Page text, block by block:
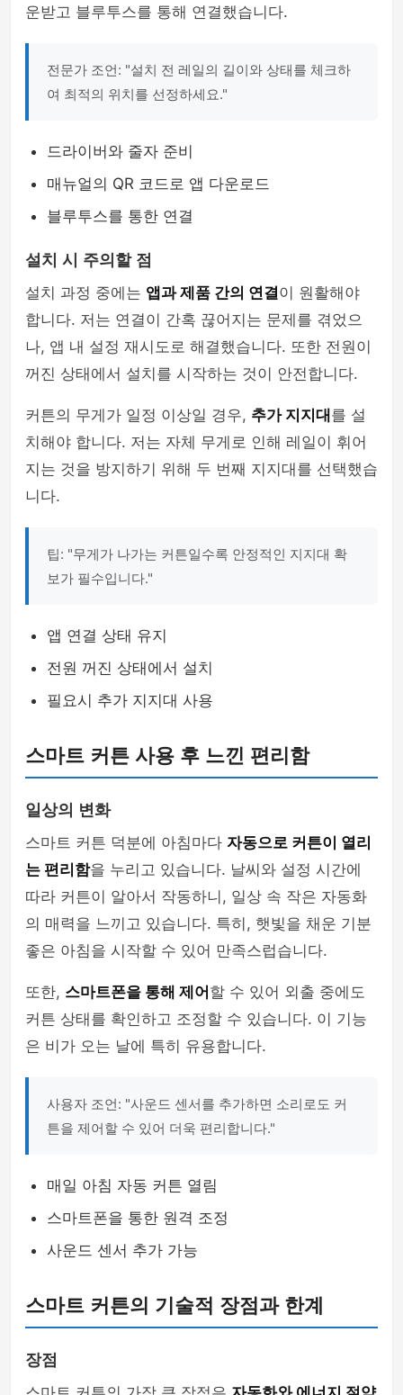
운받고 블루투스를 통해 연결했습니다.
전문가 조언: "설치 전 레일의 길이와 상태를 체크하
여 최적의 위치를 선정하세요."
드라이버와 줄자 준비
매뉴얼의 QR 코드로 앱 다운로드
블루투스를 통한 연결
설치 시 주의할 점
설치 과정 중에는 앱과 제품 간의 연결이 원활해야
합니다. 저는 연결이 간혹 끊어지는 문제를 겪었으
나, 앱 내 설정 재시도로 해결했습니다. 또한 전원이
꺼진 상태에서 설치를 시작하는 것이 안전합니다.
커튼의 무게가 일정 이상일 경우, 추가 지지대 를 설
치해야 합니다. 저는 자체 무게로 인해 레일이 휘어
지는 것을 방지하기 위해 두 번째 지지대를 선택했습
니다.
팁: "무게가 나가는 커튼일수록 안정적인 지지대 확
보가 필수입니다."
앱 연결 상태 유지
전원 꺼진 상태에서 설치
필요시 추가 지지대 사용
스마트 커튼 사용 후 느낀 편리함
일상의 변화
스마트 커튼 덕분에 아침마다 자동으로 커튼이 열리
는 편리함을 누리고 있습니다. 날씨와 설정 시간에
따라 커튼이 알아서 작동하니, 일상 속 작은 자동화
의 매력을 느끼고 있습니다. 특히, 햇빛을 채운 기분
좋은 아침을 시작할 수 있어 만족스럽습니다.
또한, 스마트폰을 통해 제어 할 수 있어 외출 중에도
커튼 상태를 확인하고 조정할 수 있습니다. 이 기능
은 비가 오는 날에 특히 유용합니다.
사용자 조언: "사운드 센서를 추가하면 소리로도 커
튼을 제어할 수 있어 더욱 편리합니다."
매일 아침 자동 커튼 열림
스마트폰을 통한 원격 조정
사운드 센서 추가 가능
스마트 커튼의 기술적 장점과 한계
장점